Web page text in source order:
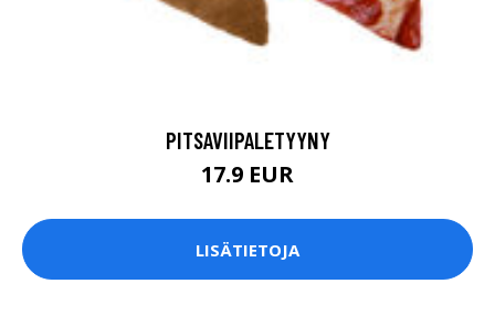
PITSAVIIPALETYYNY
17.9 EUR
LISÄTIETOJA